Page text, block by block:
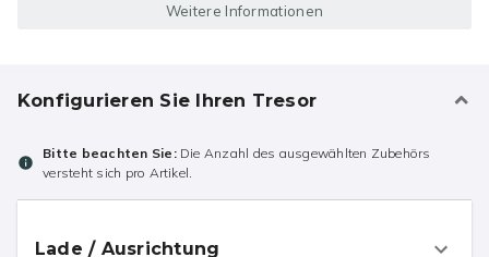
Weitere Informationen
Konfigurieren Sie Ihren Tresor
Bitte beachten Sie:Die Anzahl des ausgewählten Zubehörs
versteht sich pro Artikel.
Lade / Ausrichtung